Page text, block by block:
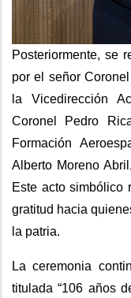
Posteriormente, se
por el señor
la Vicedirección
Coronel Pedro
Formación
Alberto Moreno
Este acto simbólico
gratitud hacia
la patria.
La ceremonia
titulada “106 años